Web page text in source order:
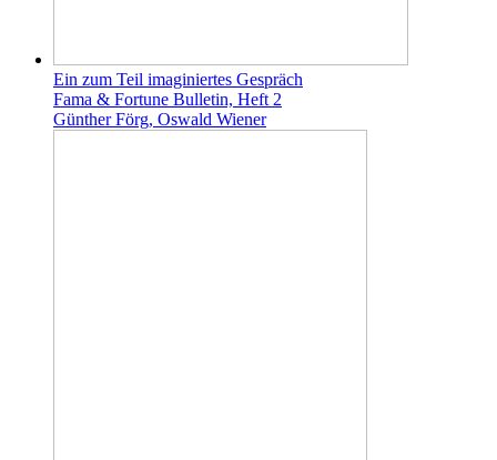
Ein zum Teil imaginiertes Gespräch
Fama & Fortune Bulletin, Heft 2
Günther Förg, Oswald Wiener